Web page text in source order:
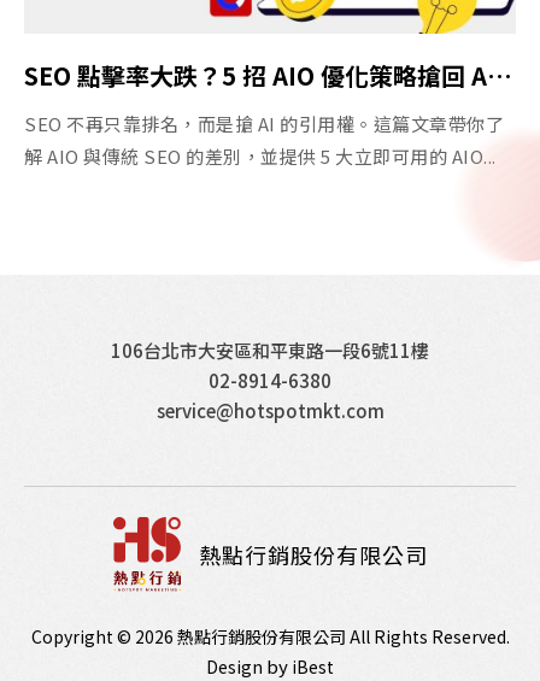
SEO 點擊率大跌？5 招 AIO 優化策略搶回 AI 引用與排名
SEO 不再只靠排名，而是搶 AI 的引用權。這篇文章帶你了
解 AIO 與傳統 SEO 的差別，並提供 5 大立即可用的 AIO...
106台北市大安區和平東路一段6號11樓
02-8914-6380
service@hotspotmkt.com
熱點行銷股份有限公司
Copyright © 2026 熱點行銷股份有限公司 All Rights Reserved.
Design by iBest